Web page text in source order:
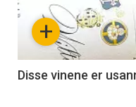
nå
2
+
Disse vinene er